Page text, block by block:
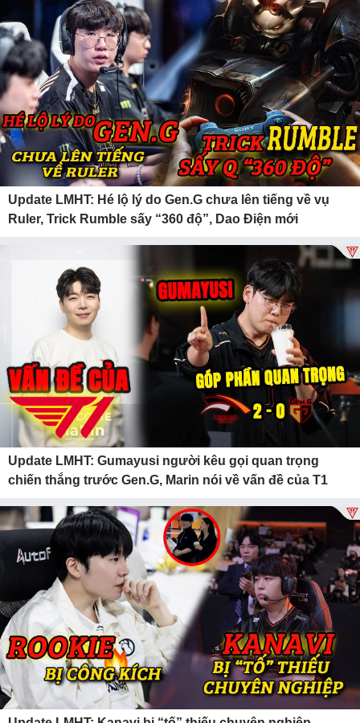
Update LMHT: Hé lộ lý do Gen.G chưa lên tiếng về vụ
Ruler, Trick Rumble sấy “360 độ”, Dao Điện mới
Update LMHT: Gumayusi người kêu gọi quan trọng
chiến thắng trước Gen.G, Marin nói về vấn đề của T1